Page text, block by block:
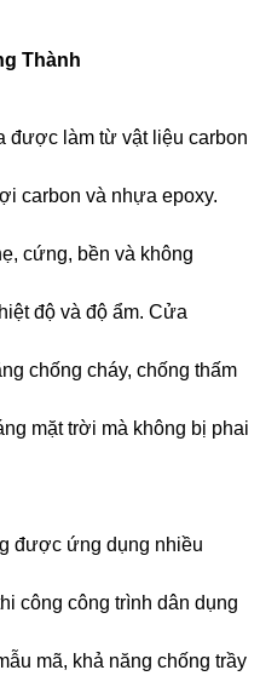
Thành
được làm từ vật liệu carbon
carbon và nhựa epoxy.
cứng, bền và không
độ và độ ẩm. Cửa
chống cháy, chống thấm
mặt trời mà không bị phai
được ứng dụng nhiều
công công trình dân dụng
mã, khả năng chống trầy